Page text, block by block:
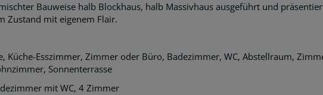
Bauweise halb Blockhaus, halb Massivhaus ausgeführt und
Zustand mit eigenem Flair.
Küche-Esszimmer, Zimmer oder Büro, Badezimmer, WC, Abstellraum,
Sonnenterrasse
mit WC, 4 Zimmer